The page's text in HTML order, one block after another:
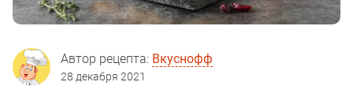
Автор рецепта: Вкуснофф
28 декабря 2021